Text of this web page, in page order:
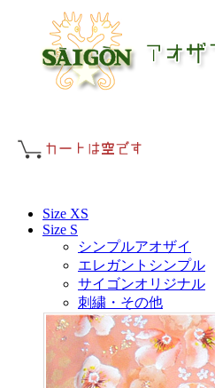
Size XS
Size S
シンプルアオザイ
エレガントシンプル
サイゴンオリジナル
刺繍・その他